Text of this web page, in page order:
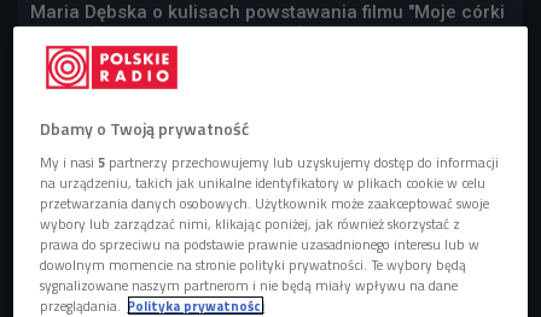
Maria Dębska o kulisach powstawania filmu "Moje córki
krowy" (Stacja Kultura/Czwórka)
Dbamy o Twoją prywatność
My i nasi5 partnerzy przechowujemy lub uzyskujemy dostęp do informacji
na urządzeniu, takich jak unikalne identyfikatory w plikach cookie w celu
przetwarzania danych osobowych. Użytkownik może zaakceptować swoje
wybory lub zarządzać nimi, klikając poniżej, jak również skorzystać z
prawa do sprzeciwu na podstawie prawnie uzasadnionego interesu lub w
dowolnym momencie na stronie polityki prywatności. Te wybory będą
sygnalizowane naszym partnerom i nie będą miały wpływu na dane
przeglądania. Polityka prywatności